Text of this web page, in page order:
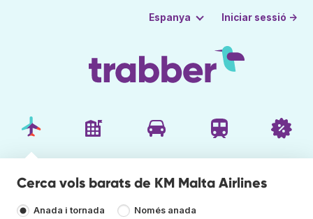
Espanya Iniciar sessió →
Cerca vols barats de KM Malta Airlines
Anada i tornada
Només anada